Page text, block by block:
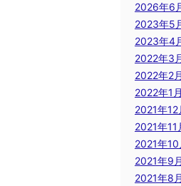
2026年6
2023年5
2023年4
2022年3
2022年2月
2022年1月
2021年12
2021年11
2021年10
2021年9月
2021年8月